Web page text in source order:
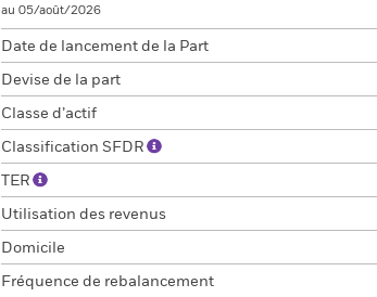
au 05/août/2026
Date de lancement de la Part
Devise de la part
Classe d’actif
Classification SFDR
TER
Utilisation des revenus
Domicile
Fréquence de rebalancement